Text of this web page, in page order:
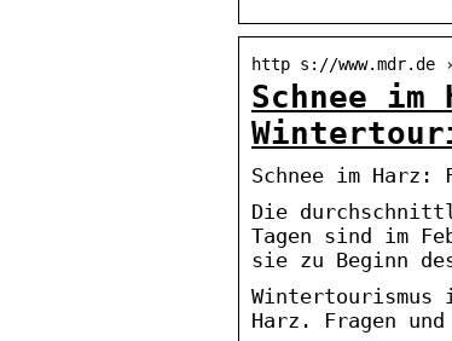
http s://www.mdr.de
Schnee im
Schnee im Harz:
Die
Tagen sind im
sie zu Beginn
Wintertourismus
Harz. Fragen und